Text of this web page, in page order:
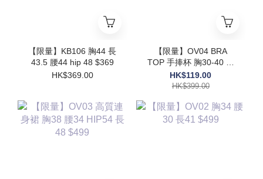
【限量】KB106 胸44 長
43.5 腰44 hip 48 $369
HK$369.00
【限量】OV04 BRA
TOP 手捧杯 胸30-40 長
17.5$399
HK$119.00
HK$399.00